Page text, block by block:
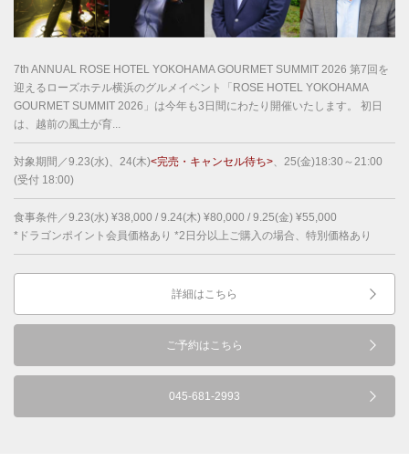
7th ANNUAL ROSE HOTEL YOKOHAMA GOURMET SUMMIT 2026 第7回を
迎えるローズホテル横浜のグルメイベント「ROSE HOTEL YOKOHAMA
GOURMET SUMMIT 2026」は今年も3日間にわたり開催いたします。 初日
は、越前の風土が育...
対象期間／9.23(水)、24(木)<完売・キャンセル待ち>、25(金)18:30～21:00
(受付 18:00)
食事条件／9.23(水) ¥38,000 / 9.24(木) ¥80,000 / 9.25(金) ¥55,000
*ドラゴンポイント会員価格あり *2日分以上ご購入の場合、特別価格あり
詳細はこちら
ご予約はこちら
045-681-2993